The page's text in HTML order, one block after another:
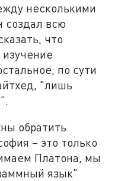
несколькими
создал всю
что
по сути
"лишь
обратить
– это только
Платона, мы
язык"